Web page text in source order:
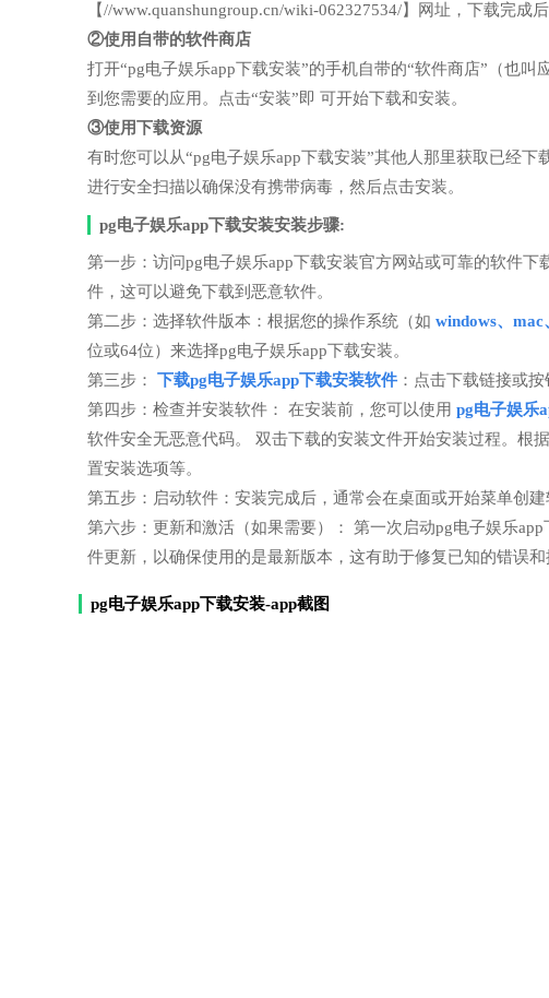
【//www.quanshungroup.cn/wiki-062327534/】网址，下载完成
②使用自带的软件商店
打开“pg电子娱乐app下载安装”的手机自带的“软件商店”（也
到您需要的应用。点击“安装”即 可开始下载和安装。
③使用下载资源
有时您可以从“pg电子娱乐app下载安装”其他人那里获取已经
进行安全扫描以确保没有携带病毒，然后点击安装。
pg电子娱乐app下载安装安装步骤:
第一步：访问pg电子娱乐app下载安装官方网站或可靠的软件
件，这可以避免下载到恶意软件。
第二步：选择软件版本：根据您的操作系统（如 windows、mac
位或64位）来选择pg电子娱乐app下载安装。
第三步： 下载pg电子娱乐app下载安装软件 ：点击下载链接或
第四步：检查并安装软件： 在安装前，您可以使用 pg电子娱乐
软件安全无恶意代码。 双击下载的安装文件开始安装过程。根
置安装选项等。
第五步：启动软件：安装完成后，通常会在桌面或开始菜单创
第六步：更新和激活（如果需要）： 第一次启动pg电子娱乐
件更新，以确保使用的是最新版本，这有助于修复已知的错误和
pg电子娱乐app下载安装-app截图